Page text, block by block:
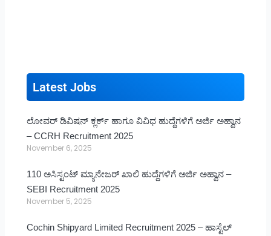
Latest Jobs
ಲೋವರ್ ಡಿವಿಷನ್ ಕ್ಲರ್ಕ್ ಹಾಗೂ ವಿವಿಧ ಹುದ್ದೆಗಳಿಗೆ ಅರ್ಜಿ ಅಹ್ವಾನ
– CCRH Recruitment 2025
November 6, 2025
110 ಅಸಿಸ್ಟಂಟ್ ಮ್ಯಾನೇಜರ್ ಖಾಲಿ ಹುದ್ದೆಗಳಿಗೆ ಅರ್ಜಿ ಅಹ್ವಾನ –
SEBI Recruitment 2025
November 5, 2025
Cochin Shipyard Limited Recruitment 2025 – ಹಾಸ್ಟೆಲ್